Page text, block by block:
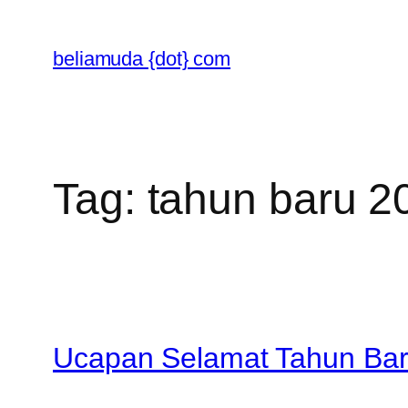
content
beliamuda {dot} com
Tag: tahun baru
Ucapan Selamat Tahun